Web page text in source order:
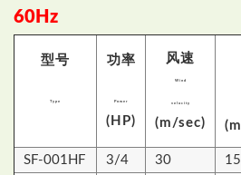
60Hz
型号
Type
功率
Power
(HP)
风速
Wind
velocity
(m/sec) (m
SF-001HF
3/4 30 15